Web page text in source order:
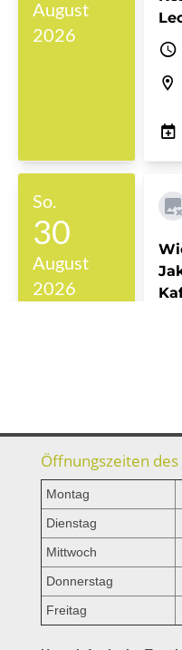
Öffnungszeiten des
Montag
Dienstag
Mittwoch
Donnerstag
Freitag